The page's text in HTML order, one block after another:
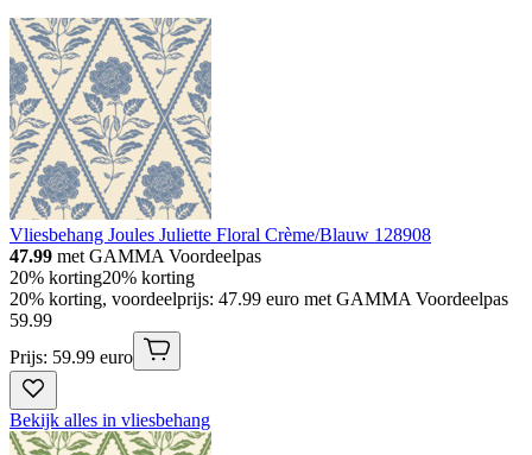
Vliesbehang Joules Juliette Floral Crème/Blauw 128908
47.99 met GAMMA Voordeelpas
20% korting20% korting
20% korting, voordeelprijs: 47.99 euro met GAMMA Voordeelpas
59.99
Prijs: 59.99 euro
Bekijk alles in vliesbehang